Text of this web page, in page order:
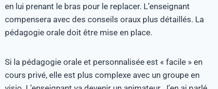
en lui prenant le bras pour le replacer. L’enseignant
compensera avec des conseils oraux plus détaillés. La
pédagogie orale doit être mise en place.
Si la pédagogie orale et personnalisée est « facile » en
cours privé, elle est plus complexe avec un groupe en